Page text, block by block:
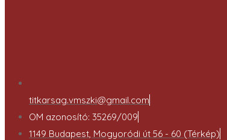
titkarsag.vmszki@gmail.com
OM azonosító: 35269/009
1149 Budapest, Mogyoródi út 56 - 60 (Térkép)